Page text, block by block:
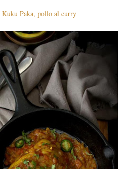
Kuku Paka, pollo al curry